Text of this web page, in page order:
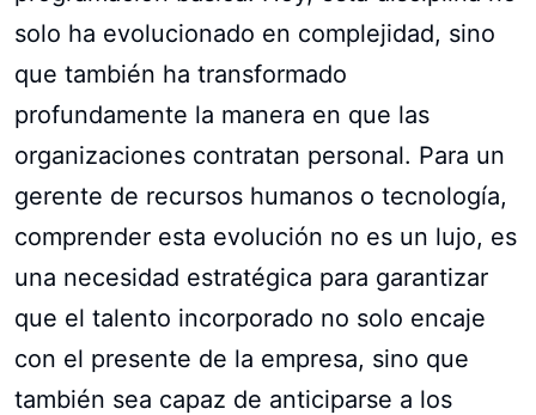
solo ha evolucionado en complejidad, sino
que también ha transformado
profundamente la manera en que las
organizaciones contratan personal. Para un
gerente de recursos humanos o tecnología,
comprender esta evolución no es un lujo, es
una necesidad estratégica para garantizar
que el talento incorporado no solo encaje
con el presente de la empresa, sino que
también sea capaz de anticiparse a los